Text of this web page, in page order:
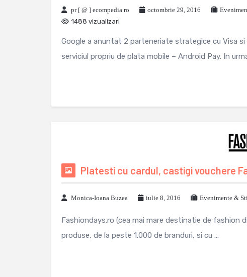
pr [ @ ] ecompedia ro octombrie 29, 2016
1488 vizualizari
Google a anuntat 2 parteneriate strategice cu Visa
serviciul propriu de plata mobile – Android Pay. In
Platesti cu cardul, castigi vouchere
Monica-Ioana Buzea iulie 8, 2016 Evenimente &
Fashiondays.ro (cea mai mare destinatie de fashion
produse, de la peste 1.000 de branduri, si cu ...